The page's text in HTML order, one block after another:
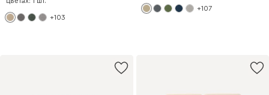
+103
+107